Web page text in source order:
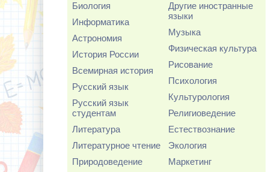
Биология
Информатика
Астрономия
История России
Всемирная история
Русский язык
Русский язык
студентам
Литература
Литературное чтение
Природоведение
Другие иностранные
языки
Музыка
Физическая культура
Рисование
Психология
Культурология
Религиоведение
Естествознание
Экология
Маркетинг